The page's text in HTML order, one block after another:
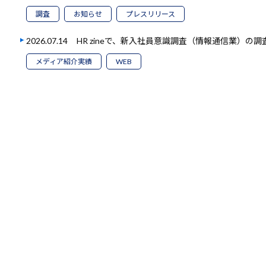
調査 お知らせ プレスリリース
2026.07.14 HR zineで、新入社員意識調査（情報通信業）の
メディア紹介実績 WEB